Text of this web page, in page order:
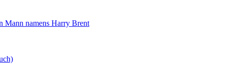
Mann namens Harry Brent